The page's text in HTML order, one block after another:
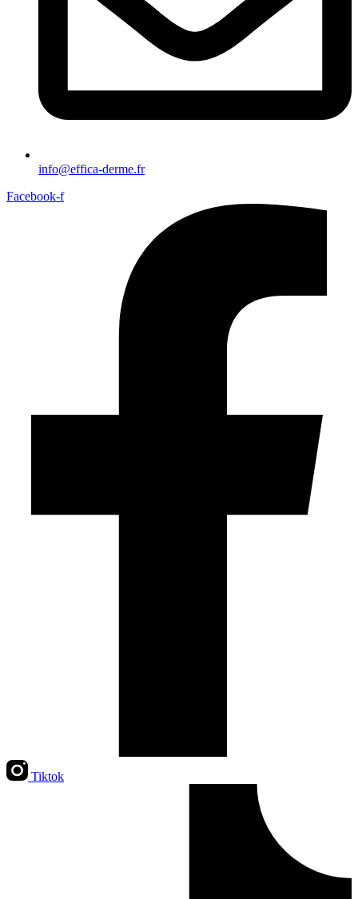
info@effica-derme.fr
Facebook-f
Tiktok